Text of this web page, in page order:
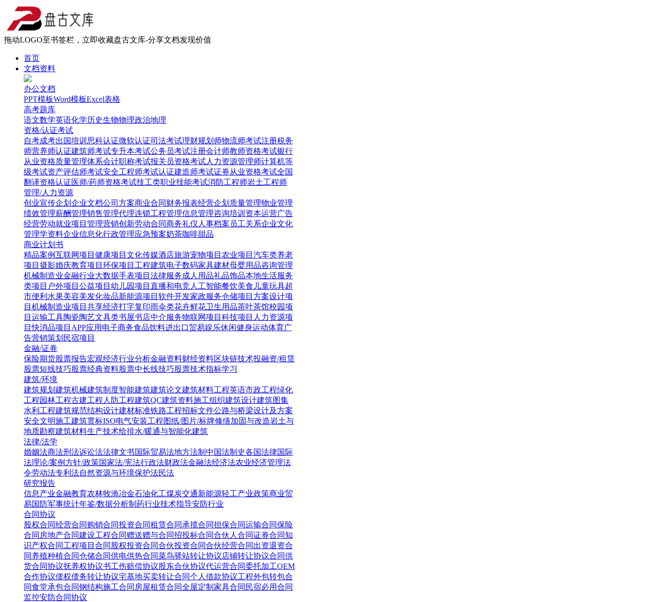
拖动LOGO至书签栏，立即收藏盘古文库-分享文档发现价值
首页
文档资料
办公文档
PPT模板Word模板Excel表格
高考题库
语文数学英语化学历史生物物理政治地理
资格/认证考试
自考成考出国培训 思科认证微软认证司法考试理财规划师物流师考试注册税务
师营养师认证建筑师考试专升本考试公务员考试注册会计师教师资格考试银行
从业资格质量管理体系会计职称考试报关员资格考试人力资源管理师计算机等
级考试资产评估师考试安全工程师考试认证建造师考试证券从业资格考试全国
翻译资格认证医师/药师资格考试技工类职业技能考试消防工程师岩土工程师
管理/人力资源
创业宣传企划 企业文档公司方案商业合同 财务报表经营企划 质量管理物业管理
绩效管理薪酬管理销售管理代理连锁工程管理信息管理咨询培训 资本运营广告
经营劳动就业项目管理营销创新劳动合同商务礼仪 人事档案 员工关系企业文化
管理学资料企业信息化行政管理应急预案奶茶咖啡甜品
商业计划书
精品案例互联网项目 健康项目 文化传媒酒店旅游宠物项目 农业项目 汽车类养老
项目 摄影婚庆教育项目 环保项目 工程建筑电子数码家具建材母婴用品咨询管理
机械制造业金融行业大数据手表项目 法律服务成人用品礼品饰品本地生活服务
类项目 户外项目 公益项目 幼儿园项目 直播和电竞人工智能餐饮美食 儿童玩具超
市便利水果美容美发化妆品新能源项目 软件开发家政服务仓储项目 方案设计项
目 机械制造业项目 共享经济打字复印雨伞类花卉鲜花卫生用品茶叶茶馆校园项
目 运输工具陶瓷陶艺文具类书屋书店中介服务物联网项目 科技项目 人力资源项
目快消品项目 APP应用 电子商务食品饮料进出口贸易娱乐休闲健身运动体育广
告营销策划 民宿项目
金融/证券
保险期货股票报告宏观经济行业分析金融资料财经资料区块链技术投融资/租赁
股票短线技巧股票经典资料股票中长线技巧股票技术指标学习
建筑/环境
建筑规划 建筑机械建筑制度智能建筑建筑论文建筑材料工程英语市政工程绿化
工程园林工程古建工程 人防工程建筑QC建筑资料施工组织建筑设计建筑图集
水利工程建筑规范结构设计建材标准铁路工程招标文件公路与桥梁设计及方案
安全文明施工建筑贯标ISO电气安装工程图纸/图片/标牌修缮加固与改造岩土与
地质勘察建筑材料生产技术给排水/暖通与智能化建筑
法律/法学
婚姻法商法刑法诉讼法法律文书国际贸易法地方法制 中国法制史各国法律国际
法理论/案例方针/政策国家法/宪法行政法财政法金融法经济法农业经济管理法
令劳动法专利法自然资源与环境保护法民法
研究报告
信息产业金融教育农林牧渔冶金石油化工煤炭交通新能源轻工产业政策商业贸
易国防军事统计年鉴/数据分析制药行业技术指导安防行业
合同协议
股权合同经营合同 购销合同投资合同租赁合同 承揽合同担保合同运输合同保险
合同 房地产合同建设工程合同 赠送赠与合同招投标合同合伙人合同证券合同知
识产权合同 工程项目合同 股权投资合同合伙投资合同合伙经营合同 出资退资合
同 养殖种植合同仓储合同供电供热合同菜鸟驿站转让协议店铺转让协议合同供
货合同协议抚养权协议书工伤赔偿协议股东合伙协议代运营合同委托加工OEM
合作协议债权债务转让协议宅基地买卖转让合同个人借款协议工程外包转包合
同食堂承包合同钢结构施工合同 房屋租赁合同全屋定制家具合同 民宿必用合同
监控安防合同协议